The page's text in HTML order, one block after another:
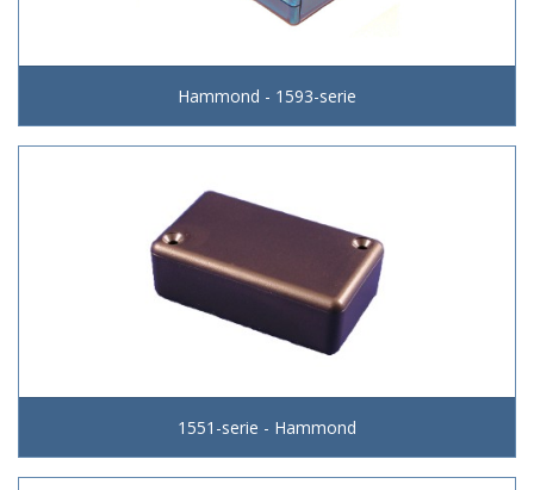
Hammond - 1593-serie
1551-serie - Hammond